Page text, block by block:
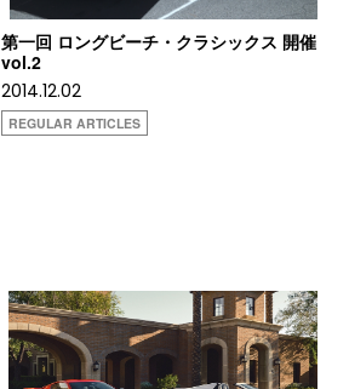
第一回 ロングビーチ・クラシックス 開催
vol.2
2014.12.02
REGULAR ARTICLES